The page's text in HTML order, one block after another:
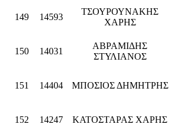
149 14593
ΤΣΟΥΡΟΥΝΑΚΗΣ
ΧΑΡΗΣ
150 14031
ΑΒΡΑΜΙΔΗΣ
ΣΤΥΛΙΑΝΟΣ
151 14404 ΜΠΟΣΙΟΣ ΔΗΜΗΤΡΗΣ
152 14247 ΚΑΤΟΣΤΑΡΑΣ ΧΑΡΗΣ